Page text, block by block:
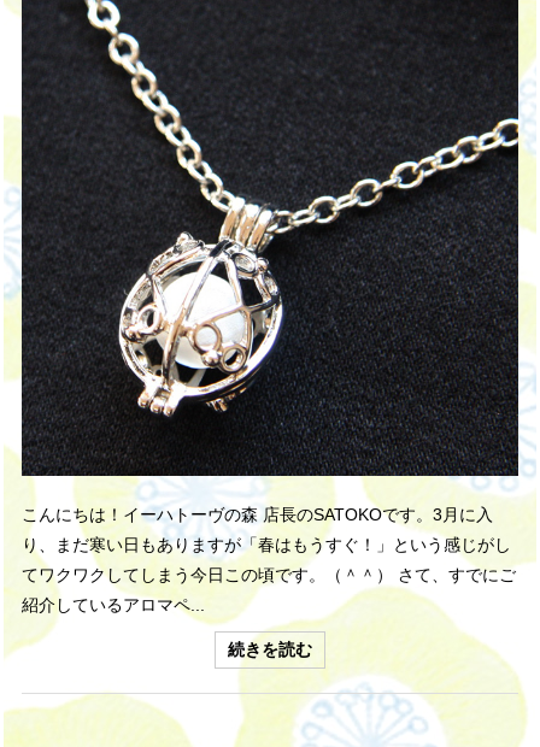
こんにちは！イーハトーヴの森 店長のSATOKOです。3月に入
り、まだ寒い日もありますが「春はもうすぐ！」という感じがし
てワクワクしてしまう今日この頃です。（＾＾） さて、すでにご
紹介しているアロマペ...
続きを読む